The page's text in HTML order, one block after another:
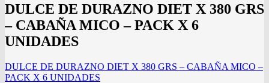
DULCE DE DURAZNO DIET X 380 GRS
– CABAÑA MICO – PACK X 6
UNIDADES
DULCE DE DURAZNO DIET X 380 GRS – CABAÑA MICO –
PACK X 6 UNIDADES